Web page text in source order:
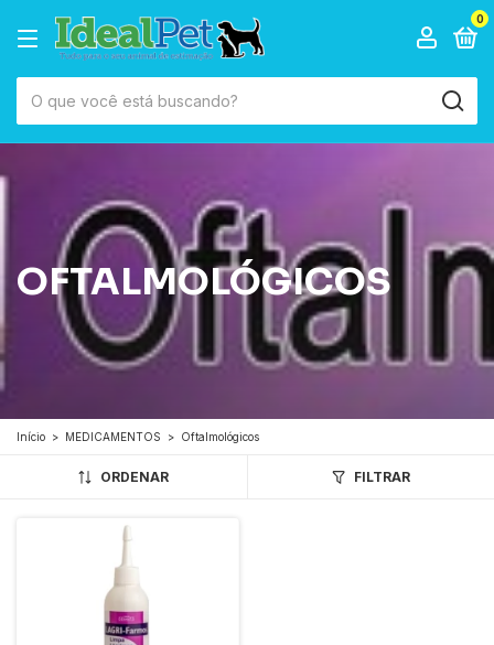
0
OFTALMOLÓGICOS
Início > MEDICAMENTOS > Oftalmológicos
ORDENAR FILTRAR